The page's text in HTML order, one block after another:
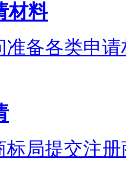
材料
准备各类申请
标局提交注